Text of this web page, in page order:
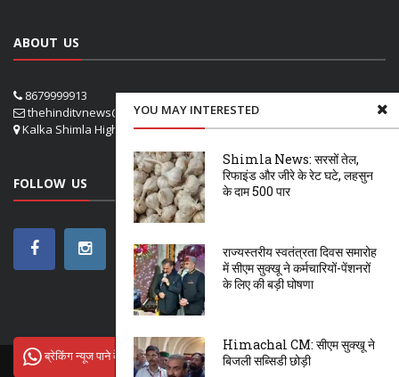
YOU MAY INTERESTED
Shimla News: सरसों तेल,
रिफाइंड और जीरे के रेट घटे, लहसुन
के दाम 500 पार
राज्यस्तरीय स्वतंत्रता दिवस समारोह
में सीएम सुक्खू ने कर्मचारियों-पेंशनरों
के लिए की बड़ी घोषणा
Himachal CM: सीएम सुक्खू ने
बिजली सब्सिडी छोड़ी
ABOUT US
8679999913
thehinditvnews@gmail.com
Kalka Shimla Highway- VPO Panog, SHOGHI SHIMLA
FOLLOW US
ब्रेकिंग न्यूज पाने के लिए Hindi tv News से जुड़ें
शिमला सोलन NETFLIX OTT